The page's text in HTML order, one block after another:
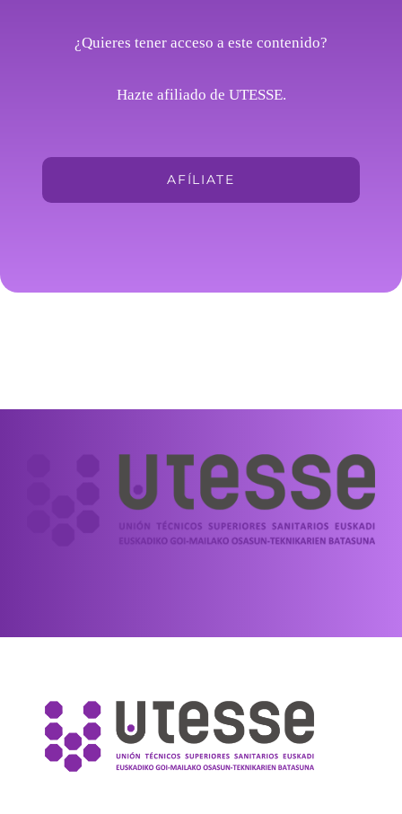
¿Quieres tener acceso a este contenido?
Hazte afiliado de UTESSE.
AFÍLIATE